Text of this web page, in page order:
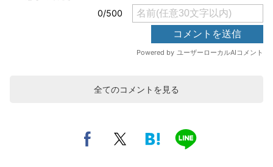
全てのコメントを見る